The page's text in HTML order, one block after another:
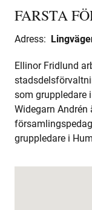
FARSTA
Adress:
Ellinor Fridlund
som gruppledare
Widegarn
gruppledare i